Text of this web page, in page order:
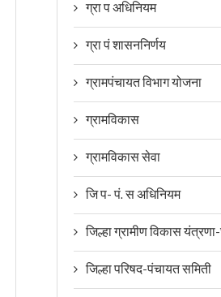
ग्रा प अधिनियम
ग्रा पं शासननिर्णय
ग्रामपंचायत विभाग योजना
ग्रामविकास
ग्रामविकास सेवा
जि प- पं. स अधिनियम
जिल्हा ग्रामीण विकास
जिल्हा परिषद-पंचायत समिती